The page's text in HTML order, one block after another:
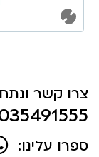
צרו קשר
ספרו עלינו: